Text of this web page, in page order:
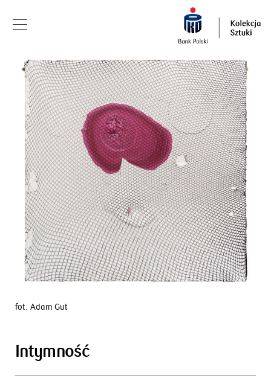
fot. Adam Gut
Intymność